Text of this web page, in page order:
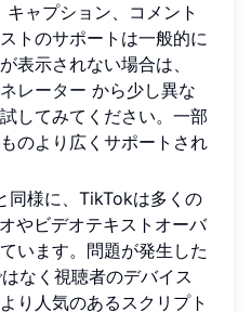
キャプション、コメント
トのサポートは一般的に
表示されない場合は、
レーター から少し異な
してみてください。一部
のより広くサポートされ
同様に、TikTokは多くの
やビデオテキストオーバ
います。問題が発生した
なく視聴者のデバイス
り人気のあるスクリプト